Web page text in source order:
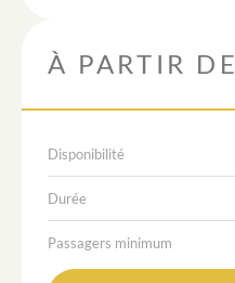
À PARTIR DE
Disponibilité
Durée
Passagers minimum